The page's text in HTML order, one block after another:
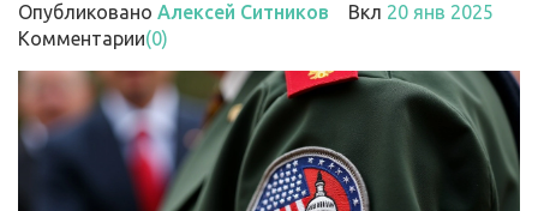
Опубликовано Алексей Ситников Вкл 20 янв 2025
Комментарии(0)